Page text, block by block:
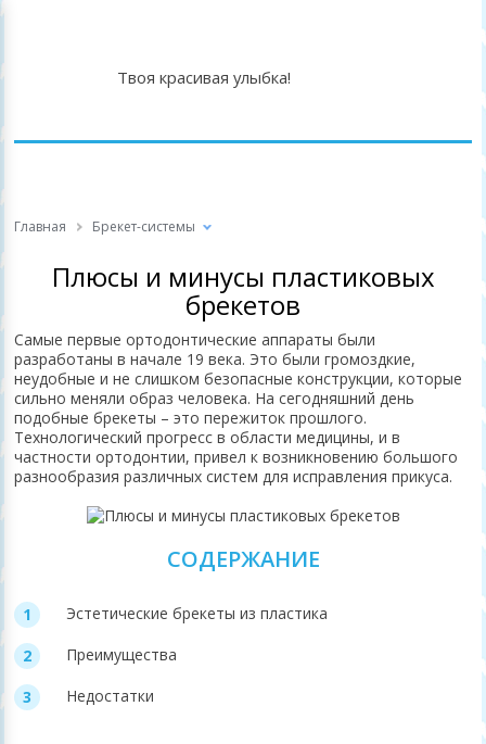
Твоя красивая улыбка!
Главная Брекет-системы
Плюсы и минусы пластиковых
брекетов
Самые первые ортодонтические аппараты были
разработаны в начале 19 века. Это были громоздкие,
неудобные и не слишком безопасные конструкции, которые
сильно меняли образ человека. На сегодняшний день
подобные брекеты – это пережиток прошлого.
Технологический прогресс в области медицины, и в
частности ортодонтии, привел к возникновению большого
разнообразия различных систем для исправления прикуса.
СОДЕРЖАНИЕ
Эстетические брекеты из пластика
Преимущества
Недостатки